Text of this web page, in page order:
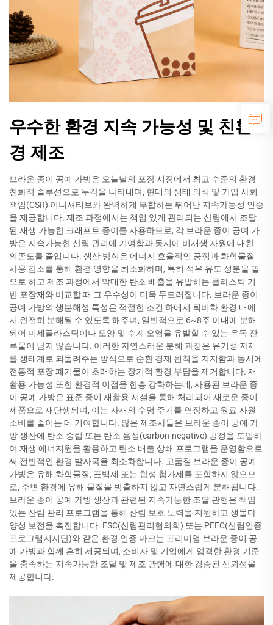
우수한 환경 지속 가능성 및 친환
경 제조
브라운 종이 공예 가방은 오늘날의 포장 시장에서 최고 수준의 환경
친화적 솔루션으로 두각을 나타내며, 현대의 생태 의식 및 기업 사회
책임(CSR) 이니셔티브와 완벽하게 부합하는 뛰어난 지속가능성 인증
을 제공합니다. 제조 과정에서는 책임 있게 관리되는 산림에서 조달
된 재생 가능한 크래프트 종이를 사용하므로, 각 브라운 종이 공예 가
방은 지속가능한 산림 관리에 기여함과 동시에 비재생 자원에 대한
의존도를 줄입니다. 생산 방식은 에너지 효율적인 공정과 화학물질
사용 감소를 통해 환경 영향을 최소화하며, 특히 석유 유도 성분을 필
요로 하고 제조 과정에서 막대한 탄소 배출을 유발하는 플라스틱 기
반 포장재와 비교할 때 그 우수성이 더욱 두드러집니다. 브라운 종이
공예 가방의 생분해성 특성은 적절한 조건 하에서 퇴비화 환경 내에
서 완전히 분해될 수 있도록 해주며, 일반적으로 6~8주 이내에 분해
되어 미세플라스틱이나 토양 및 수계 오염을 유발할 수 있는 유독 잔
류물이 남지 않습니다. 이러한 자연스러운 분해 과정은 유기성 자재
를 생태계로 되돌려주는 방식으로 순환 경제 원칙을 지지함과 동시에
전통적 포장 폐기물이 초래하는 장기적 환경 부담을 제거합니다. 재
활용 가능성 또한 환경적 이점을 한층 강화하는데, 사용된 브라운 종
이 공예 가방은 표준 종이 재활용 시설을 통해 처리되어 새로운 종이
제품으로 재탄생되며, 이는 자재의 수명 주기를 연장하고 원료 자원
소비를 줄이는 데 기여합니다. 많은 제조사들은 브라운 종이 공예 가
방 생산에 탄소 중립 또는 탄소 음성(carbon-negative) 공정을 도입하
여 재생 에너지원을 활용하고 탄소 배출 상쇄 프로그램을 운영함으로
써 전반적인 환경 발자국을 최소화합니다. 고품질 브라운 종이 공예
가방은 유해 화학물질, 표백제 또는 합성 첨가제를 포함하지 않으므
로, 주변 환경에 유해 물질을 방출하지 않고 자연스럽게 분해됩니다.
브라운 종이 공예 가방 생산과 관련된 지속가능한 조달 관행은 책임
있는 산림 관리 프로그램을 통해 산림 보호 노력을 지원하고 생물다
양성 보전을 촉진합니다. FSC(산림관리협의회) 또는 PEFC(산림인증
프로그램지지단)와 같은 환경 인증 마크는 프리미엄 브라운 종이 공
예 가방과 함께 흔히 제공되며, 소비자 및 기업에게 엄격한 환경 기준
을 충족하는 지속가능한 조달 및 제조 관행에 대한 검증된 신뢰성을
제공합니다.